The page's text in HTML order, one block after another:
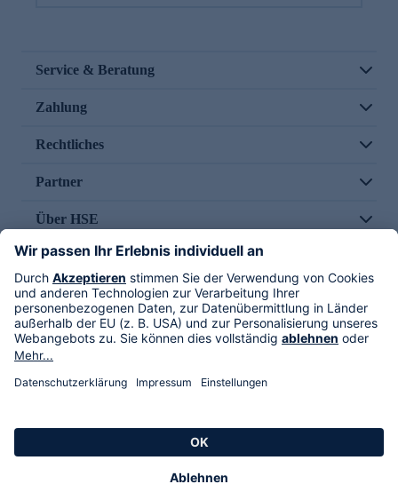
Service & Beratung
Zahlung
Rechtliches
Partner
Über HSE
Im TV
HSE International